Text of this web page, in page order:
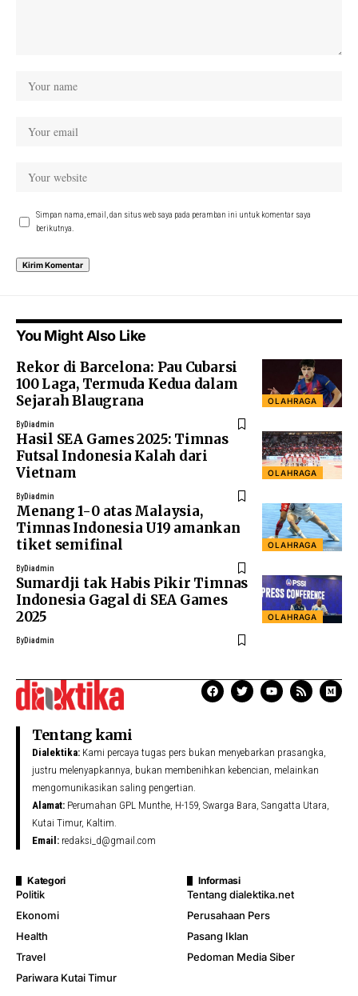
Simpan nama, email, dan situs web saya pada peramban ini untuk komentar saya
berikutnya.
You Might Also Like
OLAHRAGA
Rekor di Barcelona: Pau Cubarsi
100 Laga, Termuda Kedua dalam
Sejarah Blaugrana
ByDiadmin
OLAHRAGA
Hasil SEA Games 2025: Timnas
Futsal Indonesia Kalah dari
Vietnam
ByDiadmin
OLAHRAGA
Menang 1-0 atas Malaysia,
Timnas Indonesia U19 amankan
tiket semifinal
ByDiadmin
OLAHRAGA
Sumardji tak Habis Pikir Timnas
Indonesia Gagal di SEA Games
2025
ByDiadmin
Tentang kami
Dialektika: Kami percaya tugas pers bukan menyebarkan prasangka,
justru melenyapkannya, bukan membenihkan kebencian, melainkan
mengomunikasikan saling pengertian.
Alamat: Perumahan GPL Munthe, H-159, Swarga Bara, Sangatta Utara,
Kutai Timur, Kaltim.
Email: redaksi_d@gmail.com
Kategori
Politik
Ekonomi
Health
Travel
Pariwara Kutai Timur
Informasi
Tentang dialektika.net
Perusahaan Pers
Pasang Iklan
Pedoman Media Siber